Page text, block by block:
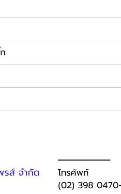
รส์ จำกัด
โทรศัพท์
(02) 398